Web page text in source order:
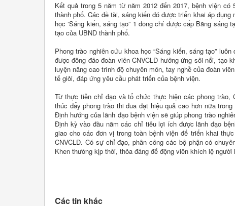
Kết quả trong 5 năm từ năm 2012 đến 2017, bệnh viện
thành phố. Các đề tài, sáng kiến đó được triển khai áp
học ‘Sáng kiến, sáng tạo” 1 đồng chí được cấp Bằng
tạo của UBND thành phố.
Phong trào nghiên cứu khoa học “Sáng kiến, sáng tạo”
được đông đảo đoàn viên CNVCLĐ hưởng ứng sôi nổi, tạo
luyện nâng cao trình độ chuyên môn, tay nghề của đoàn
tế giỏi, đáp ứng yêu cầu phát triển của bệnh viện.
Từ thực tiễn chỉ đạo và tổ chức thực hiện các phong trào,
thúc đẩy phong trào thi đua đạt hiệu quả cao hơn nữa
Định hướng của lãnh đạo bệnh viện sẽ giúp phong trào
Định kỳ vào đầu năm các chỉ tiêu lợi ích được lãnh đạo
giao cho các đơn vị trong toàn bệnh viện để triển khai
CNVCLĐ. Có sự chỉ đạo, phân công các bộ phận có
Khen thưởng kịp thời, thỏa đáng để động viên khích lệ
Các tin khác